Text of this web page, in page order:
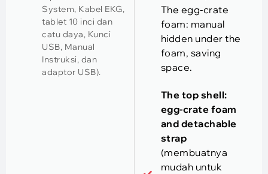
System, Kabel EKG,
tablet 10 inci dan
catu daya, Kunci
USB, Manual
Instruksi, dan
adaptor USB).
The egg-crate
foam: manual
hidden under the
foam, saving
space.
The top shell:
egg-crate foam
and detachable
strap
(membuatnya
mudah untuk